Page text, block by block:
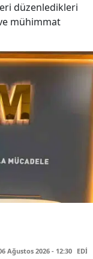
düzenledikleri
mühimmat
Ağustos 2026 - 12:30